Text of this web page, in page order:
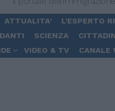
ATTUALITA’ L’ESPERTO
SCIENZA
VIDEO & TV CANALE